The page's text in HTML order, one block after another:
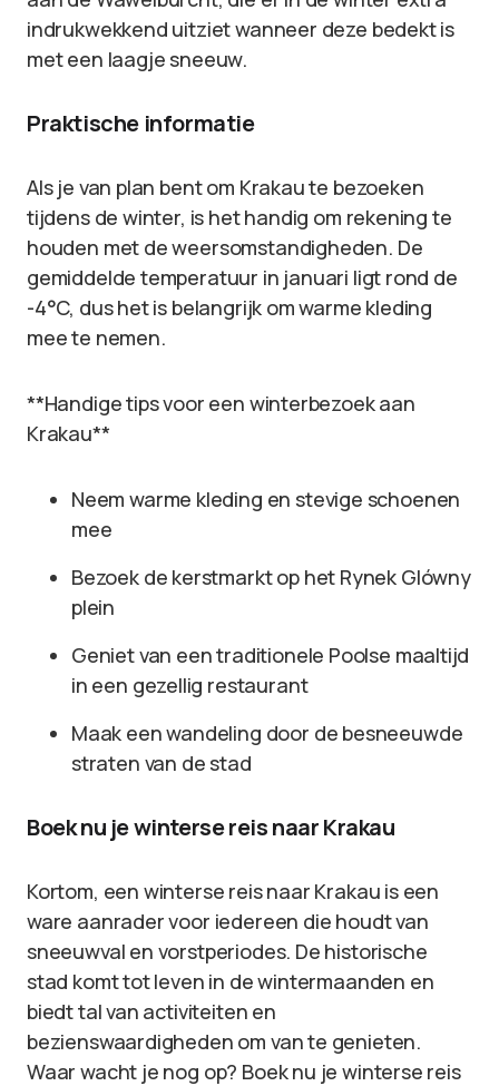
indrukwekkend uitziet wanneer deze bedekt is
met een laagje sneeuw.
Praktische informatie
Als je van plan bent om Krakau te bezoeken
tijdens de winter, is het handig om rekening te
houden met de weersomstandigheden. De
gemiddelde temperatuur in januari ligt rond de
-4°C, dus het is belangrijk om warme kleding
mee te nemen.
**Handige tips voor een winterbezoek aan
Krakau**
Neem warme kleding en stevige schoenen
mee
Bezoek de kerstmarkt op het Rynek Glówny
plein
Geniet van een traditionele Poolse maaltijd
in een gezellig restaurant
Maak een wandeling door de besneeuwde
straten van de stad
Boek nu je winterse reis naar Krakau
Kortom, een winterse reis naar Krakau is een
ware aanrader voor iedereen die houdt van
sneeuwval en vorstperiodes. De historische
stad komt tot leven in de wintermaanden en
biedt tal van activiteiten en
bezienswaardigheden om van te genieten.
Waar wacht je nog op? Boek nu je winterse reis